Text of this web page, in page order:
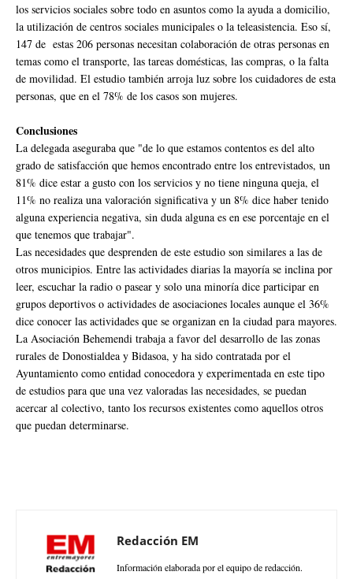
los servicios sociales sobre todo en asuntos como la ayuda a domicilio,
la utilización de centros sociales municipales o la teleasistencia. Eso sí,
147 de estas 206 personas necesitan colaboración de otras personas en
temas como el transporte, las tareas domésticas, las compras, o la falta
de movilidad. El estudio también arroja luz sobre los cuidadores de esta
personas, que en el 78% de los casos son mujeres.
Conclusiones
La delegada aseguraba que "de lo que estamos contentos es del alto
grado de satisfacción que hemos encontrado entre los entrevistados, un
81% dice estar a gusto con los servicios y no tiene ninguna queja, el
11% no realiza una valoración significativa y un 8% dice haber tenido
alguna experiencia negativa, sin duda alguna es en ese porcentaje en el
que tenemos que trabajar".
Las necesidades que desprenden de este estudio son similares a las de
otros municipios. Entre las actividades diarias la mayoría se inclina por
leer, escuchar la radio o pasear y solo una minoría dice participar en
grupos deportivos o actividades de asociaciones locales aunque el 36%
dice conocer las actividades que se organizan en la ciudad para mayores.
La Asociación Behemendi trabaja a favor del desarrollo de las zonas
rurales de Donostialdea y Bidasoa, y ha sido contratada por el
Ayuntamiento como entidad conocedora y experimentada en este tipo
de estudios para que una vez valoradas las necesidades, se puedan
acercar al colectivo, tanto los recursos existentes como aquellos otros
que puedan determinarse.
Redacción EM
Información elaborada por el equipo de redacción.